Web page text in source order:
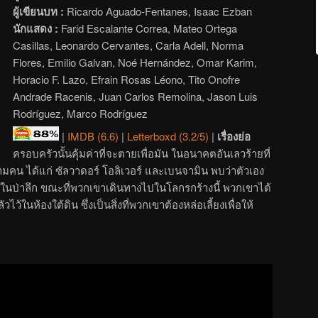
ผู้เขียนบท : Ricardo Aguado-Fentanes, Isaac Ezban
นักแสดง : Farid Escalante Correa, Mateo Ortega
Casillas, Leonardo Cervantes, Carla Adell, Norma
Flores, Emilio Galvan, Noé Hernández, Omar Karim,
Horacio F. Lazo, Efrain Rosas Léono, Tito Onofre
Andrade Racenis, Juan Carlos Remolina, Jason Luis
Rodríguez, Marco Rodríguez
| IMDB (6.6) | Letterboxd (3.2/5) | เรื่องย่อ
ครอบครัวนั้นคุ้มค่าที่จะตายเพื่อมัน ในอนาคตอันเลวร้ายที่
คน ได้แก่ ซัลวาดอร์ โอลิเวอร์ และเบนจามิน พบว่าตัวเอง
นป่าลึก ขณะที่พวกเขาเดินทางไปในโลกรกร้างนี้ พวกเขาได้
ว้ในห้องใต้ดิน ซึ่งเป็นสิ่งที่พวกเขาต้องหล่อเลี้ยงเพื่อให้